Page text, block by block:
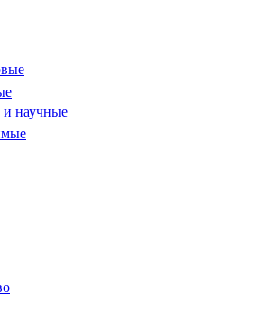
и научные